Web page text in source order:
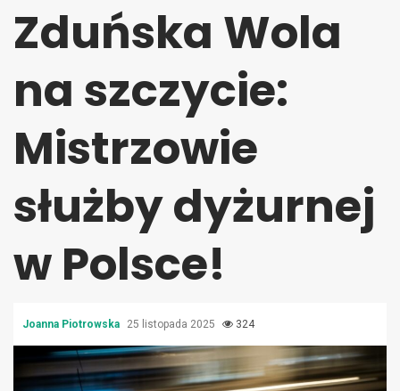
Zduńska Wola
na szczycie:
Mistrzowie
służby dyżurnej
w Polsce!
Joanna Piotrowska 25 listopada 2025 324